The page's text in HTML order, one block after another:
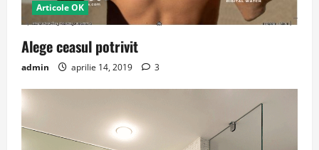
Articole OK
Alege ceasul potrivit
admin aprilie 14, 2019 3